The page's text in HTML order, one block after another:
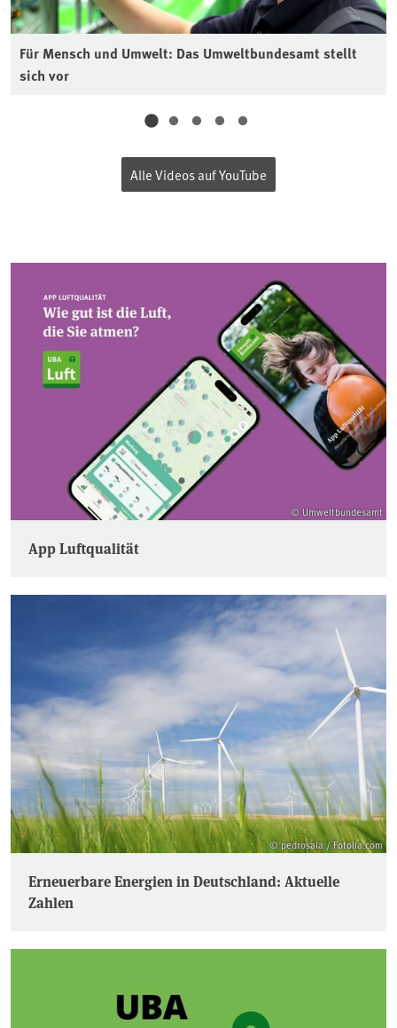
Für Mensch und Umwelt: Das Umweltbundesamt stellt
sich vor
Alle Videos auf YouTube
© Umweltbundesamt
App Luftqualität
© pedrosala / Fotolia.com
Erneuerbare Energien in Deutschland: Aktuelle
Zahlen